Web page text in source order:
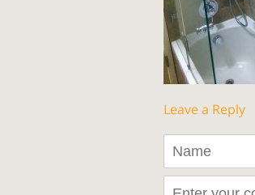
Leave a Reply